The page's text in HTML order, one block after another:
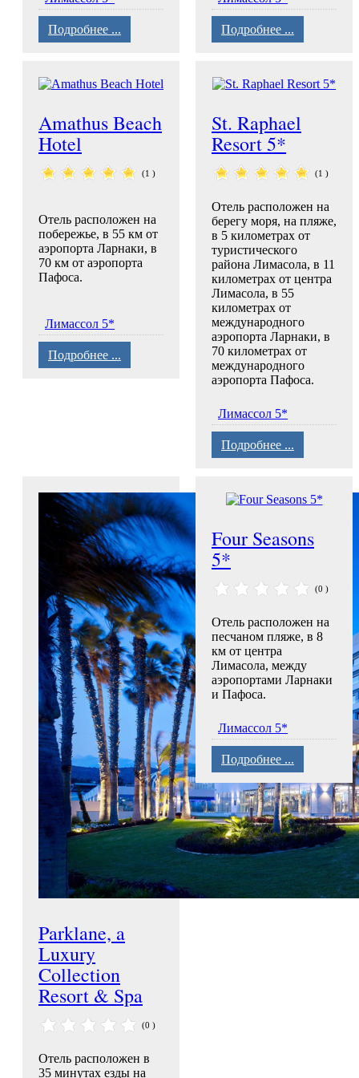
Подробнее ... Подробнее ...
Amathus Beach
Hotel
(1 )
Отель расположен на
побережье, в 55 км от
аэропорта Ларнаки, в
70 км от аэропорта
Пафоса.
Лимассол 5*
Подробнее ...
St. Raphael
Resort 5*
(1 )
Отель расположен на
берегу моря, на пляже,
в 5 километрах от
туристического
района Лимасола, в 11
километрах от центра
Лимасола, в 55
километрах от
международного
аэропорта Ларнаки, в
70 километрах от
международного
аэропорта Пафоса.
Лимассол 5*
Подробнее ...
Parklane, a
Luxury
Collection
Resort & Spa
(0 )
Отель расположен в
35 минутах езды на
Four Seasons
5*
(0 )
Отель расположен на
песчаном пляже, в 8
км от центра
Лимасола, между
аэропортами Ларнаки
и Пафоса.
Лимассол 5*
Подробнее ...